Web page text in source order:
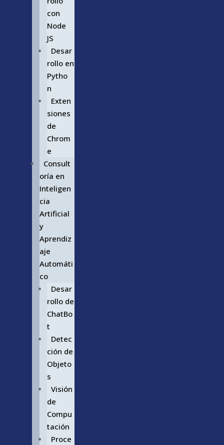
con
Node
JS
Desar
rollo en
Pytho
n
Exten
siones
de
Chrom
e
Consult
oría en
Inteligen
cia
Artificial
y
Aprendiz
aje
Automáti
co
Desar
rollo de
ChatBo
t
Detec
ción de
Objeto
s
Visión
de
Compu
tación
Proce